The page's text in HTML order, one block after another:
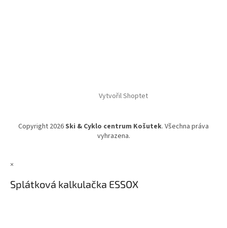
Vytvořil Shoptet
Copyright 2026Ski & Cyklo centrum Košutek. Všechna práva
vyhrazena.
×
Splátková kalkulačka ESSOX